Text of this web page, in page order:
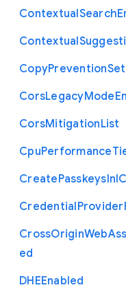
ContextualSearch
Contextual
CopyPrevention
CorsLegacyMode
CorsMitigationList
CpuPerformance
CreatePasskeysInI
CredentialProvider
CrossOriginWeb
ed
DHEEnabled